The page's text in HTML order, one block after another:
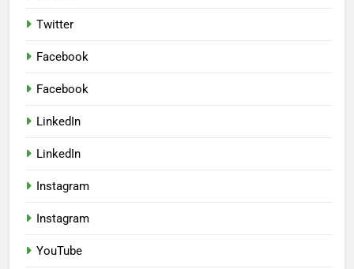
Twitter
Facebook
Facebook
LinkedIn
LinkedIn
Instagram
Instagram
YouTube